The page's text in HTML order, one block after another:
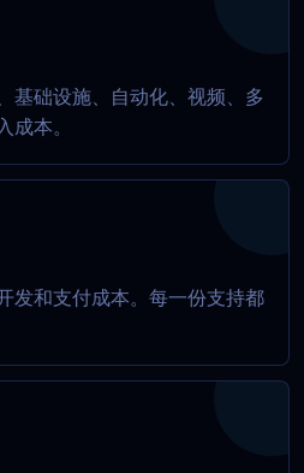
基础设施、自动化、视频、多
本。
发和支付成本。每一份支持都